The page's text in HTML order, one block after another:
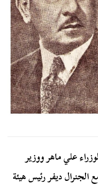
علي ماهر ووزير
ديفر رئيس هيئة